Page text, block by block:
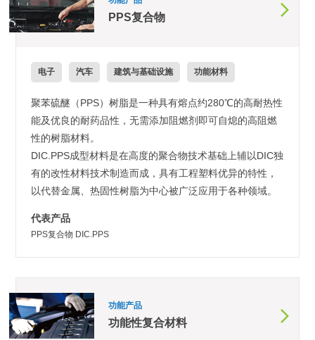
PPS复合物
电子 汽车 建筑与基础设施 功能材料
聚苯硫醚（PPS）树脂是一种具有熔点约280℃的高耐热性
能及优良的耐药品性，无需添加阻燃剂即可自熄的高阻燃
性的树脂材料。
DIC.PPS成型材料是在高度的聚合物技术基础上辅以DIC独
有的改性材料技术制造而成，具有工程塑料优异的特性，
以代替金属、热固性树脂为中心被广泛应用于各种领域。
代表产品
PPS复合物 DIC.PPS
功能产品
功能性复合材料